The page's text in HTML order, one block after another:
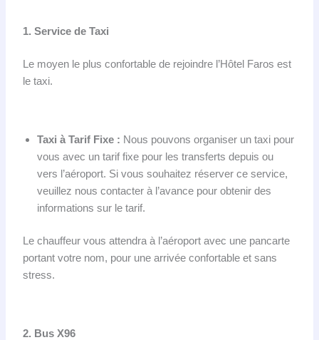
1. Service de Taxi
Le moyen le plus confortable de rejoindre l’Hôtel Faros est
le taxi.
Taxi à Tarif Fixe : Nous pouvons organiser un taxi pour
vous avec un tarif fixe pour les transferts depuis ou
vers l’aéroport. Si vous souhaitez réserver ce service,
veuillez nous contacter à l’avance pour obtenir des
informations sur le tarif.
Le chauffeur vous attendra à l’aéroport avec une pancarte
portant votre nom, pour une arrivée confortable et sans
stress.
2. Bus X96